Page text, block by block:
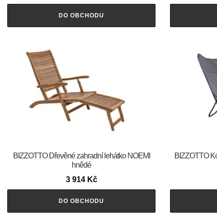
DO OBCHODU
BIZZOTTO Dřevěné zahradní lehátko NOEMI
hnědé
3 914 Kč
DO OBCHODU
BIZZOTTO